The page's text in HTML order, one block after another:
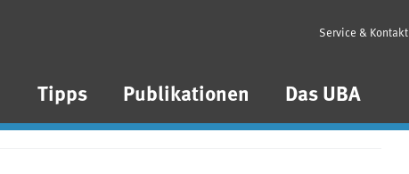
Tipps Publikationen Das UBA
Service & Kontakt